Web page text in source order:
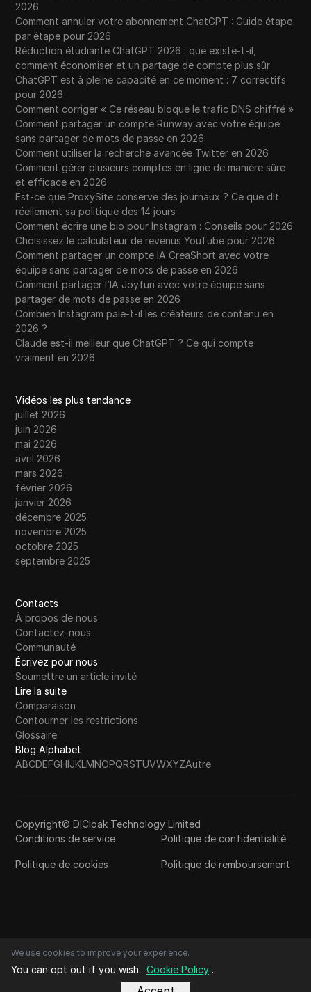
2026
Comment annuler votre abonnement ChatGPT : Guide étape
par étape pour 2026
Réduction étudiante ChatGPT 2026 : que existe-t-il,
comment économiser et un partage de compte plus sûr
ChatGPT est à pleine capacité en ce moment : 7 correctifs
pour 2026
Comment corriger « Ce réseau bloque le trafic DNS chiffré »
Comment partager un compte Runway avec votre équipe
sans partager de mots de passe en 2026
Comment utiliser la recherche avancée Twitter en 2026
Comment gérer plusieurs comptes en ligne de manière sûre
et efficace en 2026
Est-ce que ProxySite conserve des journaux ? Ce que dit
réellement sa politique des 14 jours
Comment écrire une bio pour Instagram : Conseils pour 2026
Choisissez le calculateur de revenus YouTube pour 2026
Comment partager un compte IA CreaShort avec votre
équipe sans partager de mots de passe en 2026
Comment partager l’IA Joyfun avec votre équipe sans
partager de mots de passe en 2026
Combien Instagram paie-t-il les créateurs de contenu en
2026 ?
Claude est-il meilleur que ChatGPT ? Ce qui compte
vraiment en 2026
Vidéos les plus tendance
juillet 2026
juin 2026
mai 2026
avril 2026
mars 2026
février 2026
janvier 2026
décembre 2025
novembre 2025
octobre 2025
septembre 2025
Contacts
À propos de nous
Contactez-nous
Communauté
Écrivez pour nous
Soumettre un article invité
Lire la suite
Comparaison
Contourner les restrictions
Glossaire
Blog Alphabet
ABCDEFGHIJKLMNOPQRSTUVWXYZAutre
Copyright© DICloak Technology Limited
Conditions de service
Politique de confidentialité
Politique de cookies Politique de remboursement
We use cookies to improve your experience.
You can opt out if you wish. Cookie Policy .